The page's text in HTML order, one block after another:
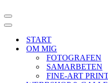
Navigeringsmeny
Navigeringsmeny
START
OM MIG
FOTOGRAFEN
SAMARBETEN
FINE-ART